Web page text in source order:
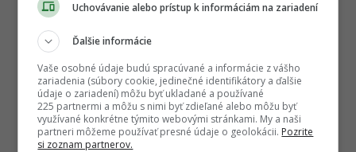
Uchovávanie alebo prístup k informáciám na zariadení
Ďalšie informácie
Vaše osobné údaje budú spracúvané a informácie z vášho
zariadenia (súbory cookie, jedinečné identifikátory a ďalšie
údaje o zariadení) môžu byť ukladané a používané
225 partnermi a môžu s nimi byť zdieľané alebo môžu byť
využívané konkrétne týmito webovými stránkami. My a naši
partneri môžeme používať presné údaje o geolokácii. Pozrite
si zoznam partnerov.